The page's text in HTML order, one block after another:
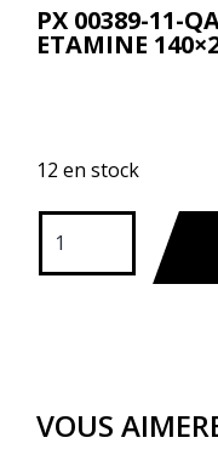
PX 00389-11-
ETAMINE
12 en stock
VOUS